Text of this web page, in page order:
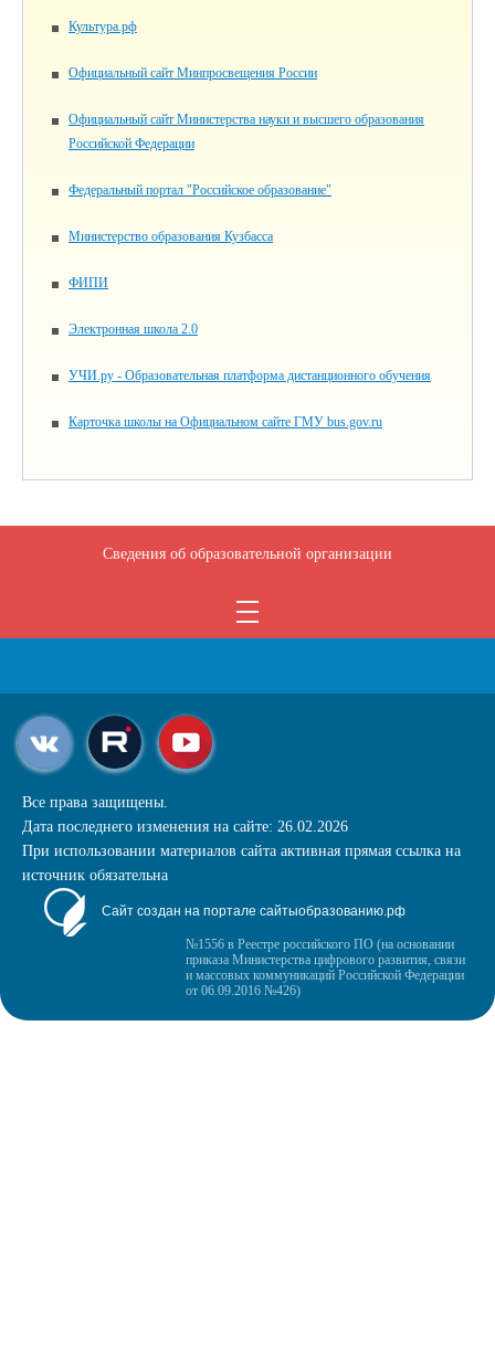
Культура.рф
Официальный сайт Минпросвещения России
Официальный сайт Министерства науки и высшего образования
Российской Федерации
Федеральный портал "Российское образование"
Министерство образования Кузбасса
ФИПИ
Электронная школа 2.0
УЧИ.ру - Образовательная платформа дистанционного обучения
Карточка школы на Официальном сайте ГМУ bus.gov.ru
Сведения об образовательной организации
Все права защищены.
Дата последнего изменения на сайте: 26.02.2026
При использовании материалов сайта активная прямая ссылка на
источник обязательна
Сайт создан на портале сайтыобразованию.рф
№1556 в Реестре российского ПО (на основании
приказа Министерства цифрового развития, связи
и массовых коммуникаций Российской Федерации
от 06.09.2016 №426)